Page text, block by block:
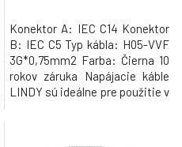
Konektor A: IEC C14 Konektor
B: IEC C5 Typ kábla: H05-VVF
3G*0,75mm2 Farba: Čierna 10
rokov záruka Napájacie káble
LINDY sú ideálne pre použitie v